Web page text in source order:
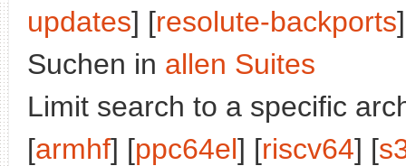
updates] [resolute-backports
Suchen in allen Suites
Limit search to a specific
[armhf] [ppc64el] [riscv64] [